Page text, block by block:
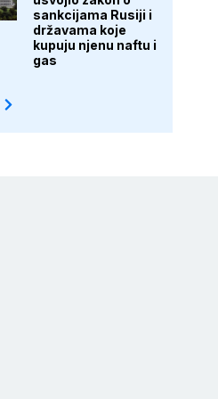
sankcijama Rusiji i
državama koje
kupuju njenu naftu i
gas